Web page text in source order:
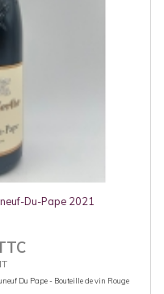
Du-Pape 2021
Du Pape - Bouteille de vin Rouge